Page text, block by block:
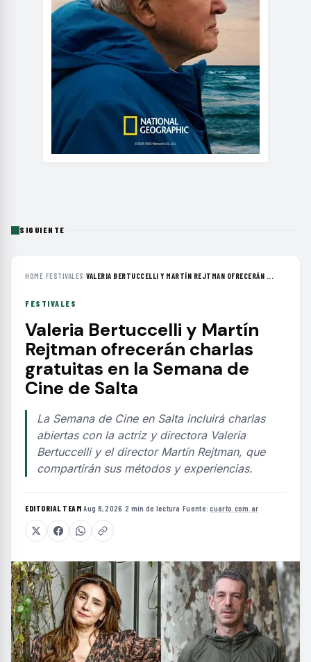
SIGUIENTE
HOME›FESTIVALES ›VALERIA BERTUCCELLI Y MARTÍN REJTMAN OFRECERÁN ...
FESTIVALES
Valeria Bertuccelli y Martín
Rejtman ofrecerán charlas
gratuitas en la Semana de
Cine de Salta
La Semana de Cine en Salta incluirá charlas
abiertas con la actriz y directora Valeria
Bertuccelli y el director Martín Rejtman, que
compartirán sus métodos y experiencias.
EDITORIAL TEAM·Aug 8, 2026 ·2 min de lectura ·Fuente:cuarto.com.ar